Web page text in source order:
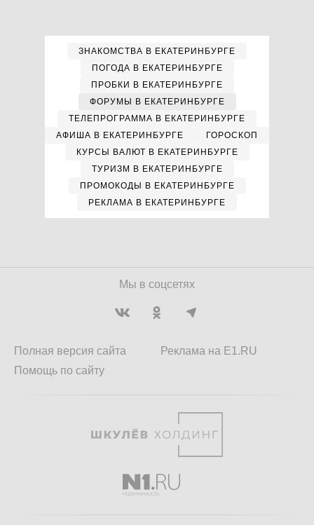
ЗНАКОМСТВА В ЕКАТЕРИНБУРГЕ
ПОГОДА В ЕКАТЕРИНБУРГЕ
ПРОБКИ В ЕКАТЕРИНБУРГЕ
ФОРУМЫ В ЕКАТЕРИНБУРГЕ
ТЕЛЕПРОГРАММА В ЕКАТЕРИНБУРГЕ
АФИША В ЕКАТЕРИНБУРГЕ
ГОРОСКОП
КУРСЫ ВАЛЮТ В ЕКАТЕРИНБУРГЕ
ТУРИЗМ В ЕКАТЕРИНБУРГЕ
ПРОМОКОДЫ В ЕКАТЕРИНБУРГЕ
РЕКЛАМА В ЕКАТЕРИНБУРГЕ
Мы в соцсетях
Полная версия сайта
Помощь по сайту
Реклама на E1.RU